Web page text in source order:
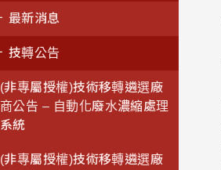
最新消息
技轉公告
(非專屬授權)技術移轉遴選廠
商公告 – 自動化廢水濃縮處理
系統
(非專屬授權)技術移轉遴選廠